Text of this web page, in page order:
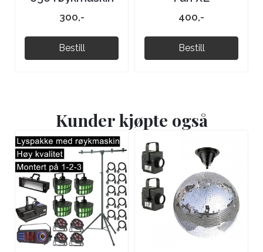
300,-
Bestill
400,-
Bestill
Kunder kjøpte også